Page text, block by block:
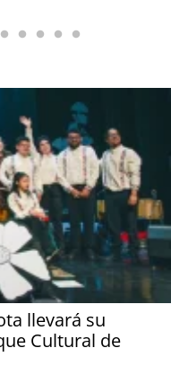
llevará su
Cultural de